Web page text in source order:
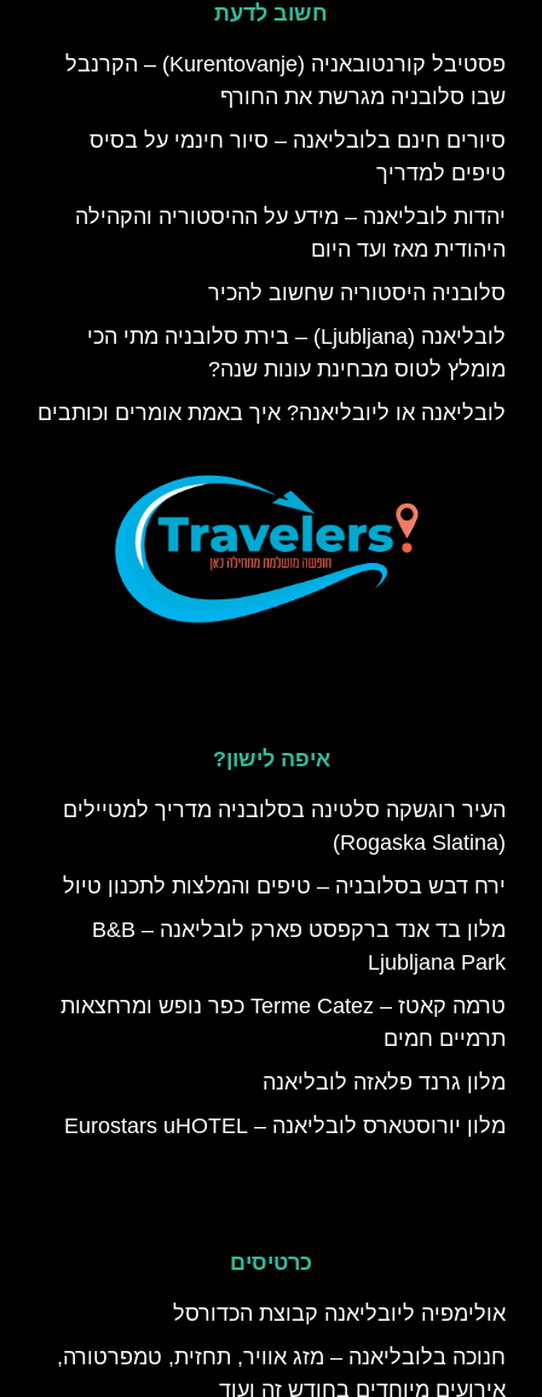
חשוב לדעת
פסטיבל קורנטובאניה (Kurentovanje) – הקרנבל
שבו סלובניה מגרשת את החורף
סיורים חינם בלובליאנה – סיור חינמי על בסיס
טיפים למדריך
יהדות לובליאנה – מידע על ההיסטוריה והקהילה
היהודית מאז ועד היום
סלובניה היסטוריה שחשוב להכיר
לובליאנה (Ljubljana) – בירת סלובניה מתי הכי
מומלץ לטוס מבחינת עונות שנה?
לובליאנה או ליובליאנה? איך באמת אומרים וכותבים
איפה לישון?
העיר רוגשקה סלטינה בסלובניה מדריך למטיילים
(Rogaska Slatina)
ירח דבש בסלובניה – טיפים והמלצות לתכנון טיול
מלון בד אנד ברקפסט פארק לובליאנה – B&B
Ljubljana Park
טרמה קאטז – Terme Catez כפר נופש ומרחצאות
תרמיים חמים
מלון גרנד פלאזה לובליאנה
מלון יורוסטארס לובליאנה – Eurostars uHOTEL
כרטיסים
אולימפיה ליובליאנה קבוצת הכדורסל
חנוכה בלובליאנה – מזג אוויר, תחזית, טמפרטורה,
אירועים מיוחדים בחודש זה ועוד